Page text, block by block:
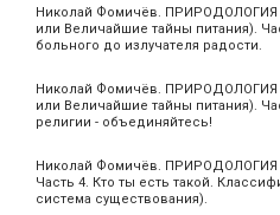
Николай Фомичёв.
или Величайшие тайны питания).
больного до излучателя радости.
Николай Фомичёв.
или Величайшие тайны питания).
религии - объединяйтесь!
Николай Фомичёв.
Часть 4. Кто ты есть такой.
система существования).